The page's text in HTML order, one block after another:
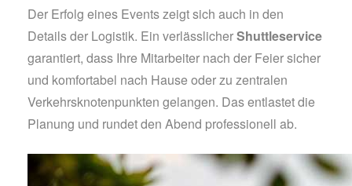
Der Erfolg eines Events zeigt sich auch in den
Details der Logistik. Ein verlässlicherShuttleservice
garantiert, dass Ihre Mitarbeiter nach der Feier sicher
und komfortabel nach Hause oder zu zentralen
Verkehrsknotenpunkten gelangen. Das entlastet die
Planung und rundet den Abend professionell ab.